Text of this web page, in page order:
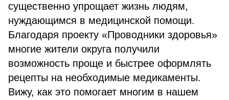
существенно упрощает жизнь людям,
нуждающимся в медицинской помощи.
Благодаря проекту «Проводники здоровья»
многие жители округа получили
возможность проще и быстрее оформлять
рецепты на необходимые медикаменты.
Вижу, как это помогает многим в нашем